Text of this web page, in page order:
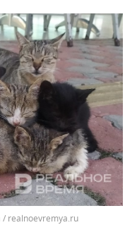
realnoevremya.ru